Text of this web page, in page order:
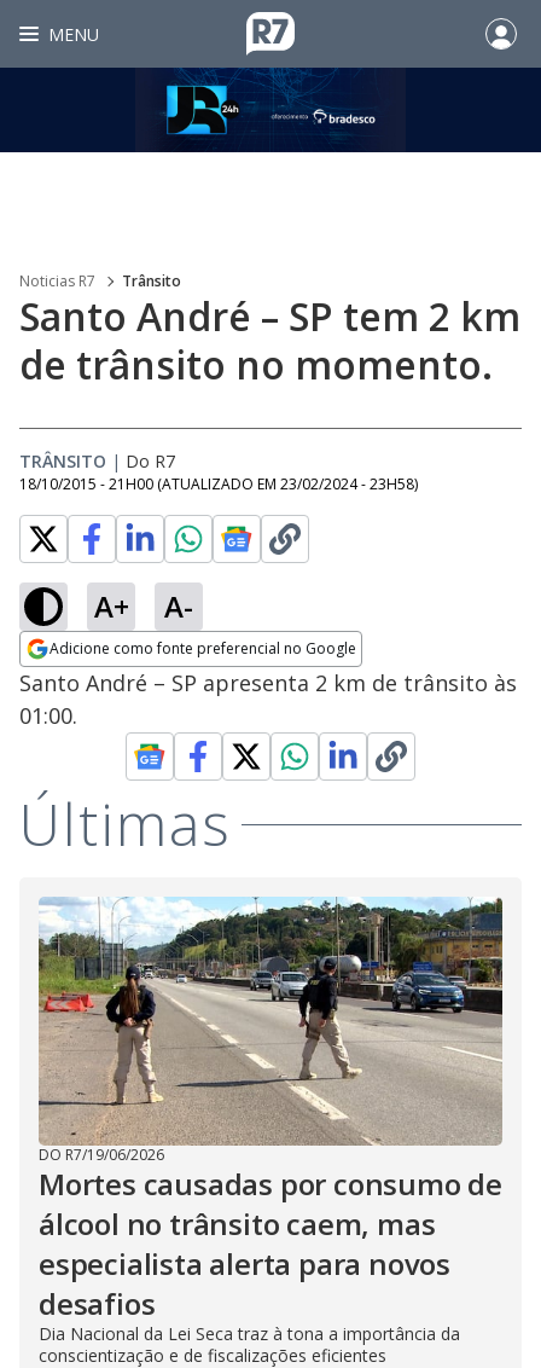
MENU
Noticias R7 Trânsito
Santo André – SP tem 2 km
de trânsito no momento.
TRÂNSITO | Do R7
18/10/2015 - 21H00 (ATUALIZADO EM 23/02/2024 - 23H58)
A+ A-
Adicione como fonte preferencial no Google
Opens in new window
Santo André – SP apresenta 2 km de trânsito às
01:00.
Últimas
DO R7/19/06/2026
Mortes causadas por consumo de
álcool no trânsito caem, mas
especialista alerta para novos
desafios
Dia Nacional da Lei Seca traz à tona a importância da
conscientização e de fiscalizações eficientes